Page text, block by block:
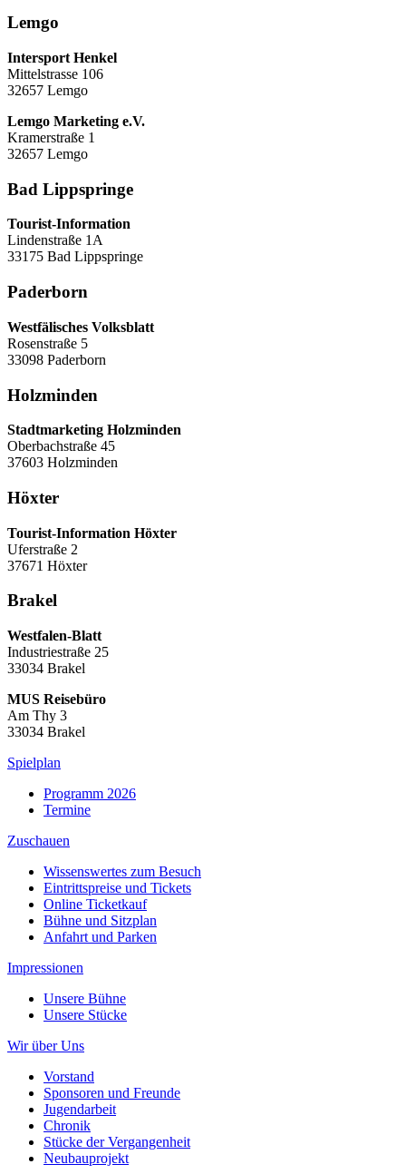
Lemgo
Intersport Henkel
Mittelstrasse 106
32657 Lemgo
Lemgo Marketing e.V.
Kramerstraße 1
32657 Lemgo
Bad Lippspringe
Tourist-Information
Lindenstraße 1A
33175 Bad Lippspringe
Paderborn
Westfälisches Volksblatt
Rosenstraße 5
33098 Paderborn
Holzminden
Stadtmarketing Holzminden
Oberbachstraße 45
37603 Holzminden
Höxter
Tourist-Information Höxter
Uferstraße 2
37671 Höxter
Brakel
Westfalen-Blatt
Industriestraße 25
33034 Brakel
MUS Reisebüro
Am Thy 3
33034 Brakel
Spielplan
Programm 2026
Termine
Zuschauen
Wissenswertes zum Besuch
Eintrittspreise und Tickets
Online Ticketkauf
Bühne und Sitzplan
Anfahrt und Parken
Impressionen
Unsere Bühne
Unsere Stücke
Wir über Uns
Vorstand
Sponsoren und Freunde
Jugendarbeit
Chronik
Stücke der Vergangenheit
Neubauprojekt